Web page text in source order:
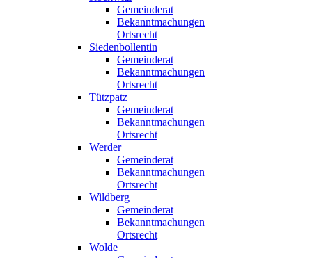
Gemeinderat
Bekanntmachungen
Ortsrecht
Siedenbollentin
Gemeinderat
Bekanntmachungen
Ortsrecht
Tützpatz
Gemeinderat
Bekanntmachungen
Ortsrecht
Werder
Gemeinderat
Bekanntmachungen
Ortsrecht
Wildberg
Gemeinderat
Bekanntmachungen
Ortsrecht
Wolde